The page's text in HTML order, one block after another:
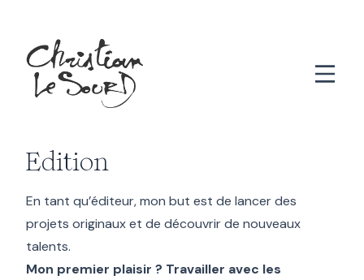
Edition
En tant qu’éditeur, mon but est de lancer des
projets originaux et de découvrir de nouveaux
talents.
Mon premier plaisir ? Travailler avec les